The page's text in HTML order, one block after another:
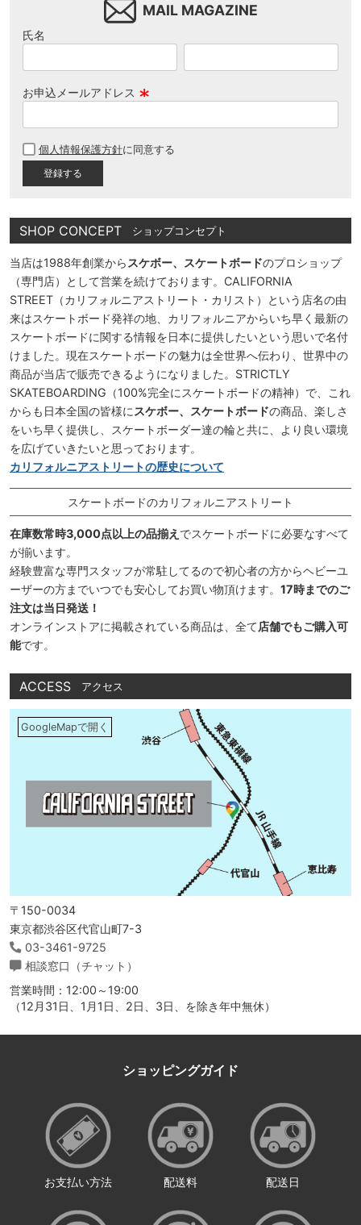
MAIL MAGAZINE
氏名
お申込メールアドレス
須
個人情報保護方針に同意する
SHOP CONCEPT ショップコンセプト
当店は1988年創業から スケボー、スケートボードのプロショップ
（専門店）として営業を続けております。CALIFORNIA
STREET（カリフォルニアストリート・カリスト）という店名の由
来はスケートボード発祥の地、カリフォルニアからいち早く最新の
スケートボードに関する情報を日本に提供したいという思いで名付
けました。現在スケートボードの魅力は全世界へ伝わり、世界中の
商品が当店で販売できるようになりました。STRICTLY
SKATEBOARDING（100%完全にスケートボードの精神）で、これ
からも日本全国の皆様に スケボー、スケートボードの商品、楽しさ
をいち早く提供し、スケートボーダー達の輪と共に、より良い環境
を広げていきたいと思っております。
カリフォルニアストリートの歴史について
スケートボードのカリフォルニアストリート
在庫数常時3,000点以上の品揃え でスケートボードに必要なすべて
が揃います。
経験豊富な専門スタッフが常駐してるので初心者の方からヘビーユ
ーザーの方までいつでも安心してお買い物頂けます。 17時までのご
注文は当日発送！
オンラインストアに掲載されている商品は、全て店舗でもご購入可
能です。
ACCESS アクセス
GoogleMapで開く
〒150-0034
東京都渋谷区代官山町7-3
03-3461-9725
相談窓口（チャット）
営業時間：12:00～19:00
（12月31日、1月1日、2日、3日、を除き年中無休）
ショッピングガイド
お支払い方法 配送料 配送日